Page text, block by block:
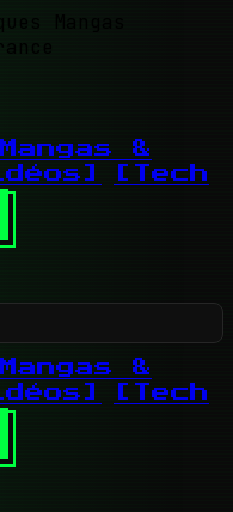
Mangas
&
[Tech
&
[Tech